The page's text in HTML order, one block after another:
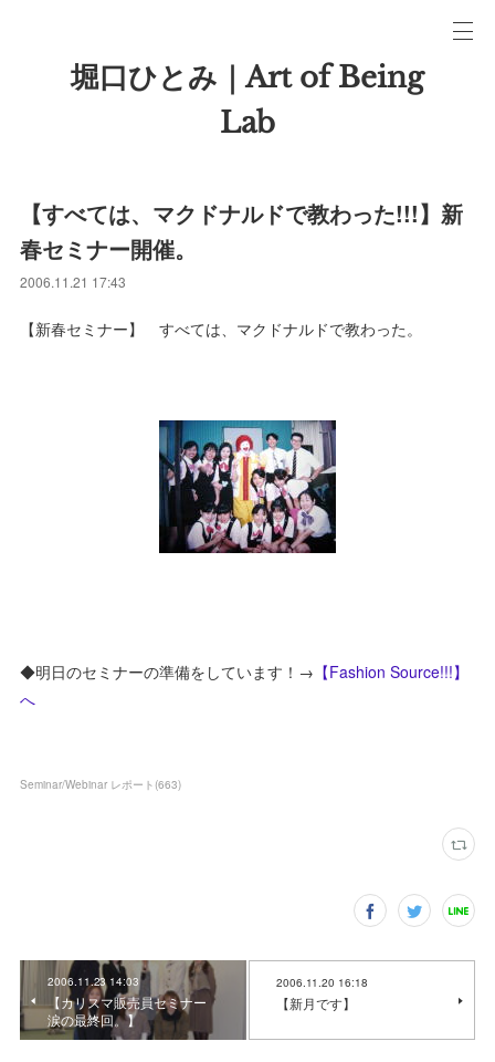
堀口ひとみ｜Art of Being
Lab
【すべては、マクドナルドで教わった!!!】新
春セミナー開催。
2006.11.21 17:43
【新春セミナー】 すべては、マクドナルドで教わった。
◆明日のセミナーの準備をしています！→ 【Fashion Source!!!】
へ
Seminar/Webinar レポート (663)
2006.11.23 14:03
【カリスマ販売員セミナー
涙の最終回。】
2006.11.20 16:18
【新月です】